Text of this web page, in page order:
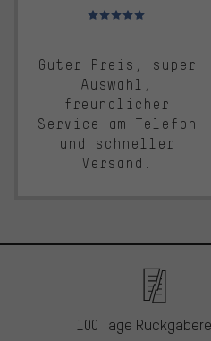
Bewertungen: 5 von 5
Guter Preis, super
Auswahl,
freundlicher
Service am Telefon
und schneller
Versand.
100 Tage